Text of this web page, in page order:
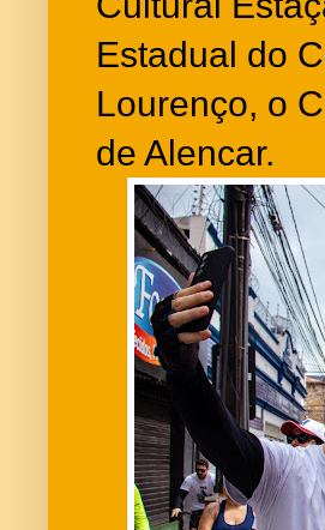
Estadual do
Lourenço, o
de Alencar.